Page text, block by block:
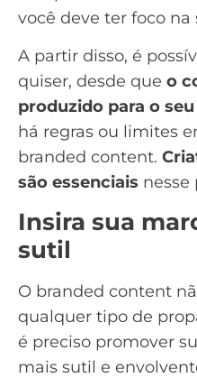
você deve ter foco na
A partir disso, é
quiser, desde que o
produzido para o
há regras ou limites
branded content.
são essenciais nesse
Insira sua
sutil
O branded content
qualquer tipo de
é preciso promover
mais sutil e